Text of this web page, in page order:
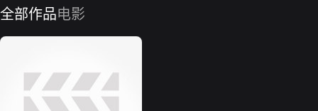
全部作品电影